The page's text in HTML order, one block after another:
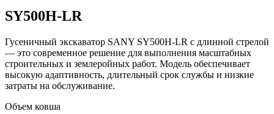
SY500H-LR
Гусеничный экскаватор SANY SY500H-LR с длинной стрелой
— это современное решение для выполнения масштабных
строительных и землеройных работ. Модель обеспечивает
высокую адаптивность, длительный срок службы и низкие
затраты на обслуживание.
Объем ковша